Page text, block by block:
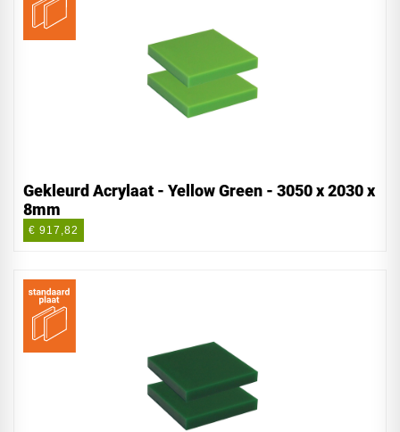
Gekleurd Acrylaat - Yellow Green - 3050 x 2030 x
8mm
€ 917,82